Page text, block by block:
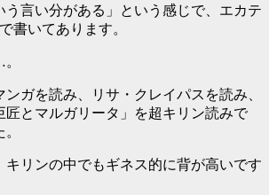
う言い分がある」という感じで、エカテ
書いてあります。
ガを読み、リサ・クレイパスを読み、
匠とマルガリータ」を超キリン読みで
キリンの中でもギネス的に背が高いです